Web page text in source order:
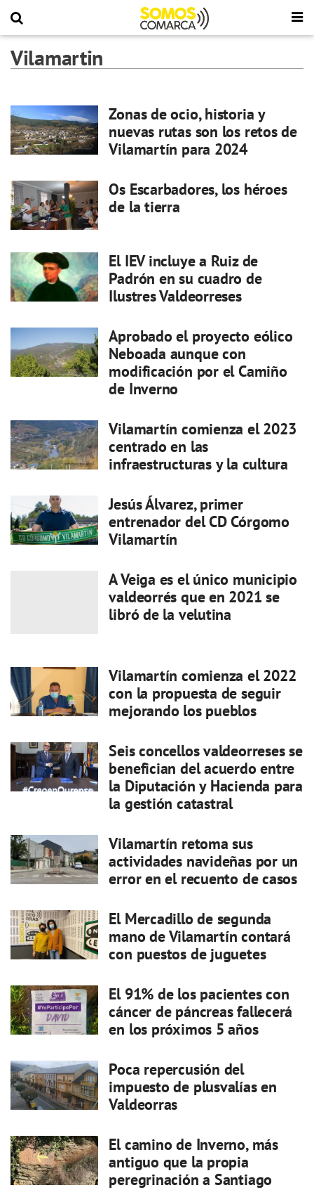
Vilamartin
Zonas de ocio, historia y
nuevas rutas son los retos de
Vilamartín para 2024
Os Escarbadores, los héroes
de la tierra
El IEV incluye a Ruiz de
Padrón en su cuadro de
Ilustres Valdeorreses
Aprobado el proyecto eólico
Neboada aunque con
modificación por el Camiño
de Inverno
Vilamartín comienza el 2023
centrado en las
infraestructuras y la cultura
Jesús Álvarez, primer
entrenador del CD Córgomo
Vilamartín
A Veiga es el único municipio
valdeorrés que en 2021 se
libró de la velutina
Vilamartín comienza el 2022
con la propuesta de seguir
mejorando los pueblos
Seis concellos valdeorreses se
benefician del acuerdo entre
la Diputación y Hacienda para
la gestión catastral
Vilamartín retoma sus
actividades navideñas por un
error en el recuento de casos
El Mercadillo de segunda
mano de Vilamartín contará
con puestos de juguetes
El 91% de los pacientes con
cáncer de páncreas fallecerá
en los próximos 5 años
Poca repercusión del
impuesto de plusvalías en
Valdeorras
El camino de Inverno, más
antiguo que la propia
peregrinación a Santiago